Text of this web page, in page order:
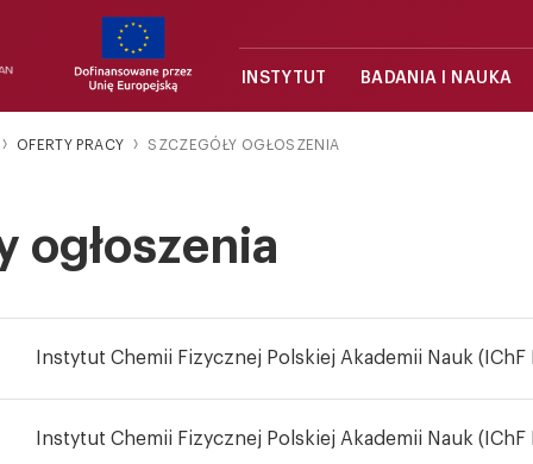
INSTYTUT BADANIA I NAUKA
OFERTY PRACY SZCZEGÓŁY OGŁOSZENIA
ogłoszenia
Instytut Chemii Fizycznej Polskiej Akademii Nauk (IChF
Instytut Chemii Fizycznej Polskiej Akademii Nauk (IChF